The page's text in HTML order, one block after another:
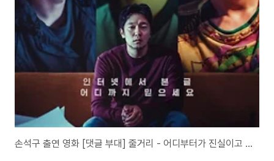
수 역 서울경찰청 강력범죄수사대 1계 1팀 형사 김주헌 : 김중산 역 국군정보사
령부 소령, 희주의 남편 2. 영화 크로스 줄거리 전직 요원이었던 강무는 강력계
..
손석구 출연 영화 [댓글 부대] 줄거리 - 어디부터가 진실이고 어디까지가 거짓인가